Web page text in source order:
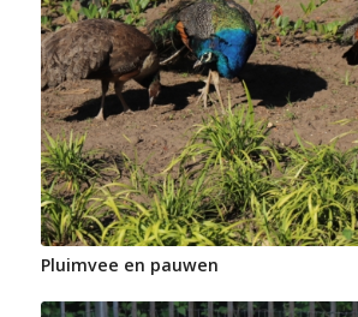
Pluimvee en pauwen